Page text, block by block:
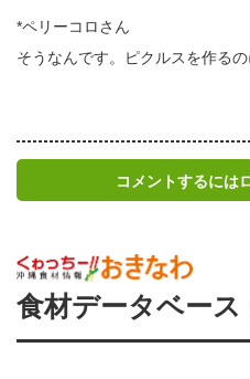
*ペリーコロさん
そうなんです。ピクルスを作るの
コメントするには
食材データベース